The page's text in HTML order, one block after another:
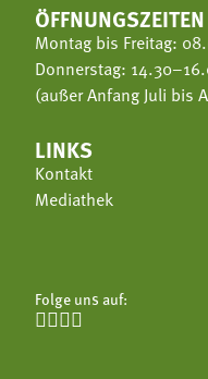
ÖFFNUNGSZEITEN
Montag bis Freitag:
Donnerstag:
(außer Anfang Juli bis
LINKS
Kontakt
Mediathek
Folge uns auf:
